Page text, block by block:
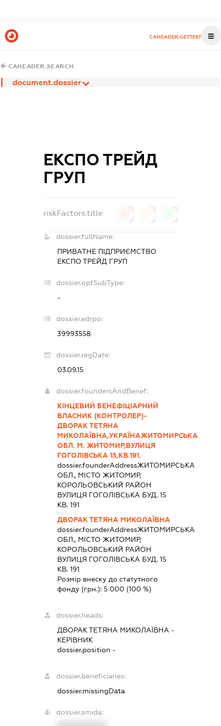
CAHEADER.GETTEST
CAHEADER.SEARCH
document.dossier
ЕКСПО ТРЕЙД
ГРУП
riskFactors.title
dossier.fullName:
ПРИВАТНЕ ПІДПРИЄМСТВО
ЕКСПО ТРЕЙД ГРУП
dossier.opfSubType:
-
dossier.edrpo:
39993558
dossier.regDate:
03.09.15
dossier.foundersAndBenef:
КІНЦЕВИЙ БЕНЕФІЦІАРНИЙ
ВЛАСНИК (КОНТРОЛЕР)-
ДВОРАК ТЕТЯНА
МИКОЛАЇВНА,УКРАЇНАЖИТОМИРСЬКА
ОБЛ. М. ЖИТОМИР,ВУЛИЦЯ
ГОГОЛІВСЬКА 15,КВ.191.
dossier.founderAddressЖИТОМИРСЬКА
ОБЛ., МІСТО ЖИТОМИР,
КОРОЛЬОВСЬКИЙ РАЙОН
ВУЛИЦЯ ГОГОЛІВСЬКА БУД. 15
КВ. 191
ДВОРАК ТЕТЯНА МИКОЛАЇВНА
dossier.founderAddressЖИТОМИРСЬКА
ОБЛ., МІСТО ЖИТОМИР,
КОРОЛЬОВСЬКИЙ РАЙОН
ВУЛИЦЯ ГОГОЛІВСЬКА БУД. 15
КВ. 191
Розмір внеску до статутного
фонду (грн.):5 000 (100 %)
dossier.heads:
ДВОРАК ТЕТЯНА МИКОЛАЇВНА -
КЕРІВНИК
dossier.position -
dossier.beneficiaries:
dossier.missingData
dossier.smida: